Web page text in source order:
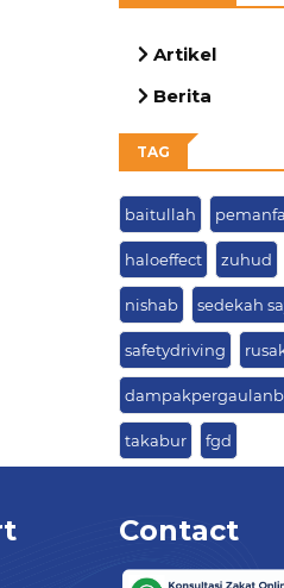
Artikel
Berita
TAG
baitullah
haloeffect zuhud
nishab sedekah
safetydriving
takabur fgd
Contact